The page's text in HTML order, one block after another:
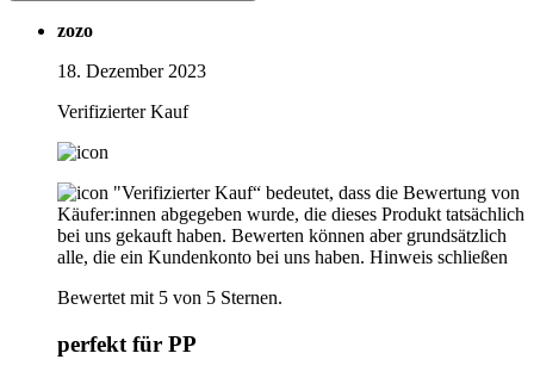
zozo
18. Dezember 2023
Verifizierter Kauf
"Verifizierter Kauf“ bedeutet, dass die Bewertung von
Käufer:innen abgegeben wurde, die dieses Produkt tatsächlich
bei uns gekauft haben. Bewerten können aber grundsätzlich
alle, die ein Kundenkonto bei uns haben. Hinweis schließen
Bewertet mit 5 von 5 Sternen.
perfekt für PP